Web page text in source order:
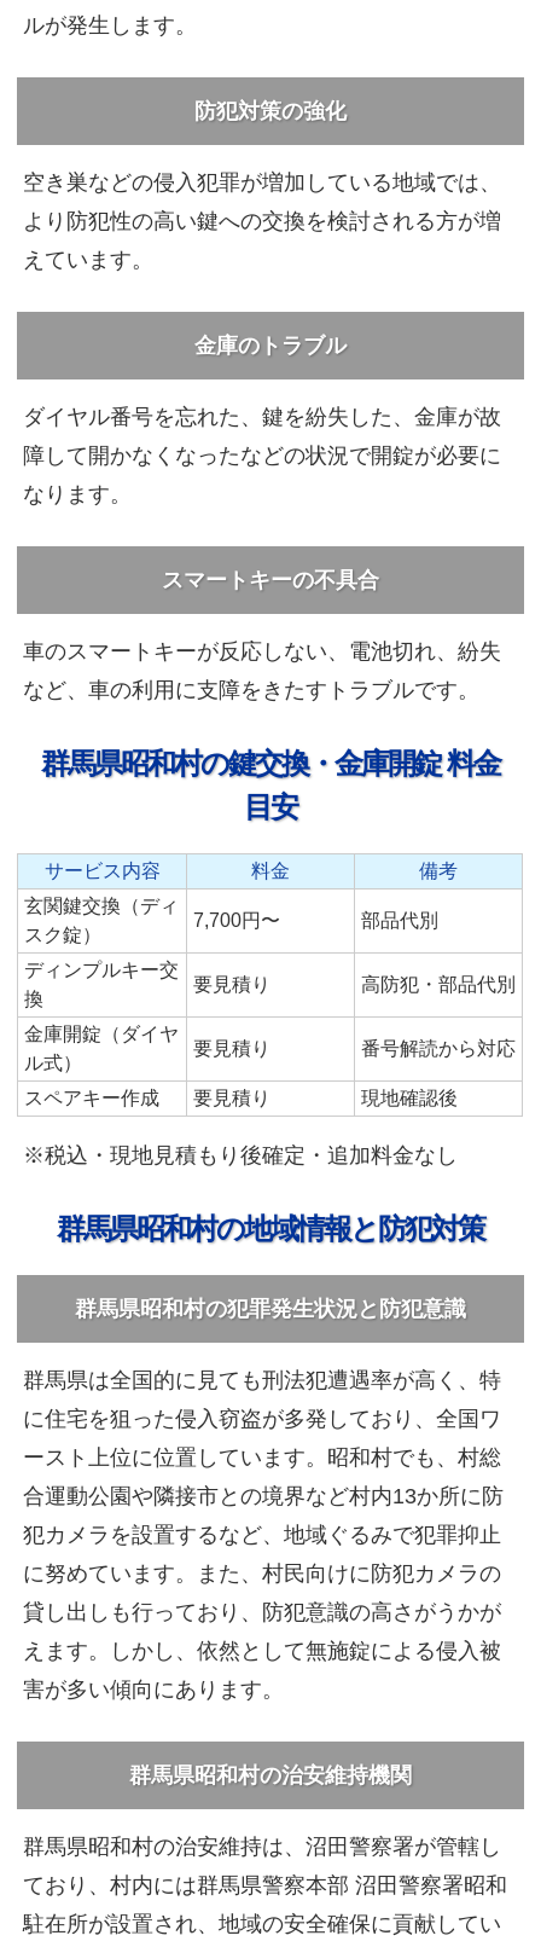
ルが発生します。
防犯対策の強化
空き巣などの侵入犯罪が増加している地域では、
より防犯性の高い鍵への交換を検討される方が増
えています。
金庫のトラブル
ダイヤル番号を忘れた、鍵を紛失した、金庫が故
障して開かなくなったなどの状況で開錠が必要に
なります。
スマートキーの不具合
車のスマートキーが反応しない、電池切れ、紛失
など、車の利用に支障をきたすトラブルです。
群馬県昭和村の鍵交換・金庫開錠 料金
目安
サービス内容 料金
備考
玄関鍵交換（ディ
スク錠）
7,700円〜 部品代別
ディンプルキー交
換
要見積り 高防犯・部品代別
金庫開錠（ダイヤ
ル式）
要見積り 番号解読から対応
スペアキー作成 要見積り 現地確認後
※税込・現地見積もり後確定・追加料金なし
群馬県昭和村の地域情報と防犯対策
群馬県昭和村の犯罪発生状況と防犯意識
群馬県は全国的に見ても刑法犯遭遇率が高く、特
に住宅を狙った侵入窃盗が多発しており、全国ワ
ースト上位に位置しています。昭和村でも、村総
合運動公園や隣接市との境界など村内13か所に防
犯カメラを設置するなど、地域ぐるみで犯罪抑止
に努めています。また、村民向けに防犯カメラの
貸し出しも行っており、防犯意識の高さがうかが
えます。しかし、依然として無施錠による侵入被
害が多い傾向にあります。
群馬県昭和村の治安維持機関
群馬県昭和村の治安維持は、沼田警察署が管轄し
ており、村内には群馬県警察本部 沼田警察署昭和
駐在所が設置され、地域の安全確保に貢献してい